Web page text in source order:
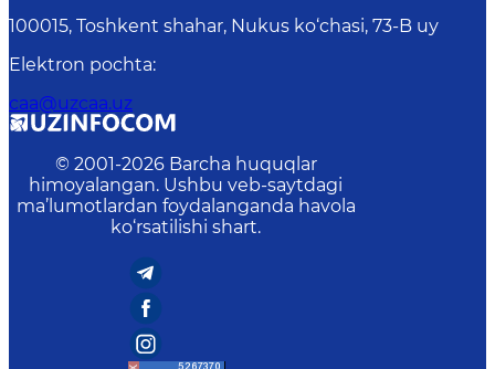
100015, Toshkent shahar, Nukus ko‘chasi, 73-B uу
Elektron pochta:
caa@uzcaa.uz
© 2001-2026 Barcha huquqlar
himoyalangan. Ushbu veb-saytdagi
ma’lumotlardan foydalanganda havola
ko‘rsatilishi shart.